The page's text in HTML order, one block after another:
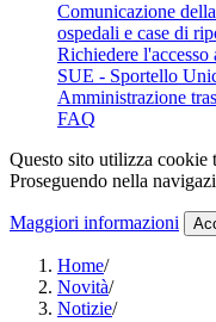
Comunicazione
ospedali e case di
Richiedere
SUE - Sportello
Amministrazione
FAQ
Questo sito utilizza cookie
Proseguendo nella
Maggiori informazioni
Home/
Novità/
Notizie/